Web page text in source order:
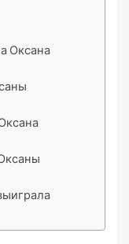
Оксана